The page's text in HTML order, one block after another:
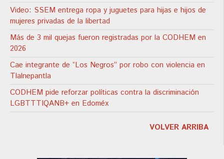
Video: SSEM entrega ropa y juguetes para hijas e hijos de
mujeres privadas de la libertad
Más de 3 mil quejas fueron registradas por la CODHEM en
2026
Cae integrante de “Los Negros” por robo con violencia en
Tlalnepantla
CODHEM pide reforzar políticas contra la discriminación
LGBTTTIQANB+ en Edoméx
VOLVER ARRIBA